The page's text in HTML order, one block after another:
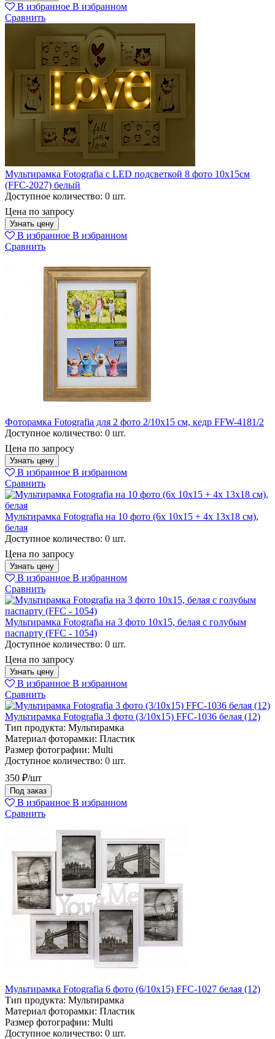
В избранное В избранном
Сравнить
Мультирамка Fotografia с LED подсветкой 8 фото 10х15см
(FFC-2027) белый
Доступное количество: 0 шт.
Цена по запросу
Узнать цену
В избранное В избранном
Сравнить
Фоторамка Fotografia для 2 фото 2/10x15 см, кедр FFW-4181/2
Доступное количество: 0 шт.
Цена по запросу
Узнать цену
В избранное В избранном
Сравнить
Мультирамка Fotografia на 10 фото (6х 10х15 + 4х 13х18 см),
белая
Доступное количество: 0 шт.
Цена по запросу
Узнать цену
В избранное В избранном
Сравнить
Мультирамка Fotografia на 3 фото 10х15, белая с голубым
паспарту (FFC - 1054)
Доступное количество: 0 шт.
Цена по запросу
Узнать цену
В избранное В избранном
Сравнить
Мультирамка Fotografia 3 фото (3/10х15) FFC-1036 белая (12)
Тип продукта: Мультирамка
Материал фоторамки: Пластик
Размер фотографии: Multi
Доступное количество: 0 шт.
350 ₽/шт
Под заказ
В избранное В избранном
Сравнить
Мультирамка Fotografia 6 фото (6/10х15) FFC-1027 белая (12)
Тип продукта: Мультирамка
Материал фоторамки: Пластик
Размер фотографии: Multi
Доступное количество: 0 шт.